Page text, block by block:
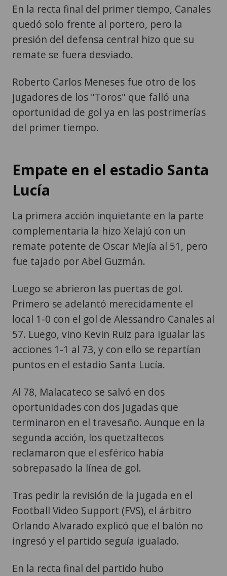
En la recta final del primer tiempo, Canales
quedó solo frente al portero, pero la
presión del defensa central hizo que su
remate se fuera desviado.
Roberto Carlos Meneses fue otro de los
jugadores de los "Toros" que falló una
oportunidad de gol ya en las postrimerías
del primer tiempo.
Empate en el estadio Santa
Lucía
La primera acción inquietante en la parte
complementaria la hizo Xelajú con un
remate potente de Oscar Mejía al 51, pero
fue tajado por Abel Guzmán.
Luego se abrieron las puertas de gol.
Primero se adelantó merecidamente el
local 1-0 con el gol de Alessandro Canales al
57. Luego, vino Kevin Ruiz para igualar las
acciones 1-1 al 73, y con ello se repartían
puntos en el estadio Santa Lucía.
Al 78, Malacateco se salvó en dos
oportunidades con dos jugadas que
terminaron en el travesaño. Aunque en la
segunda acción, los quetzaltecos
reclamaron que el esférico había
sobrepasado la línea de gol.
Tras pedir la revisión de la jugada en el
Football Video Support (FVS), el árbitro
Orlando Alvarado explicó que el balón no
ingresó y el partido seguía igualado.
En la recta final del partido hubo